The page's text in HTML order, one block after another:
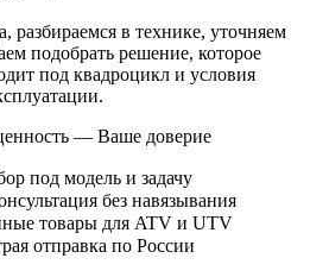
разбираемся в технике, уточняем
подобрать решение, которое
под квадроцикл и условия
— Ваше доверие
под модель и задачу
без навязывания
товары для ATV и UTV
отправка по России